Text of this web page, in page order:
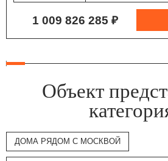
1 009 826 285 ₽
Объект
ДОМА РЯДОМ С МОСКВОЙ